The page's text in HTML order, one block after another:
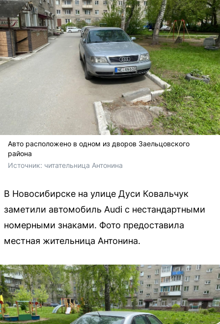
Авто расположено в одном из дворов Заельцовского
района
Источник: читательница Антонина
В Новосибирске на улице Дуси Ковальчук
заметили автомобиль Audi с нестандартными
номерными знаками. Фото предоставила
местная жительница Антонина.